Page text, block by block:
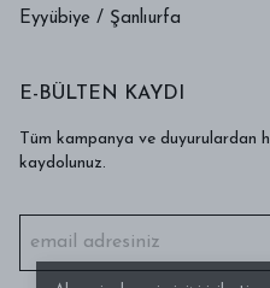
Eyyübiye / Şanlıurfa
E-BÜLTEN KAYDI
Tüm kampanya ve duyurulardan
kaydolunuz.